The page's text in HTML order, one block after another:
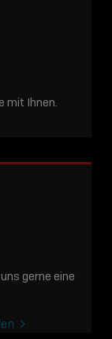
mit Ihnen.
gerne eine